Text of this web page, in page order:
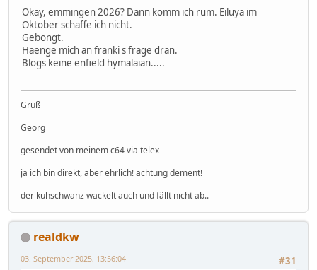
Okay, emmingen 2026? Dann komm ich rum. Eiluya im
Oktober schaffe ich nicht.
Gebongt.
Haenge mich an franki s frage dran.
Blogs keine enfield hymalaian.....
Gruß
Georg
gesendet von meinem c64 via telex
ja ich bin direkt, aber ehrlich! achtung dement!
der kuhschwanz wackelt auch und fällt nicht ab..
realdkw
#31
03. September 2025, 13:56:04